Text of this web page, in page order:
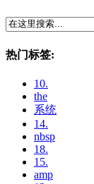
热门标签:
10.
the
系统
14.
nbsp
18.
15.
amp